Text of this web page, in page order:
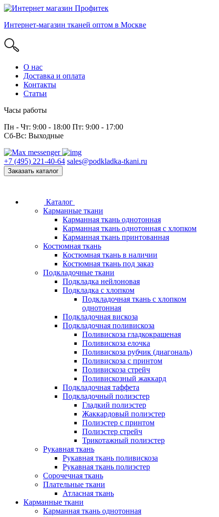
Интернет-магазин тканей оптом в Москве
О нас
Доставка и оплата
Контакты
Статьи
Часы работы
Пн - Чт: 9:00 - 18:00 Пт: 9:00 - 17:00
Сб-Вс: Выходные
+7 (495) 221-40-64 sales@podkladka-tkani.ru
Заказать каталог
Каталог
Карманные ткани
Карманная ткань однотонная
Карманная ткань однотонная с хлопком
Карманная ткань принтованная
Костюмная ткань
Костюмная ткань в наличии
Костюмная ткань под заказ
Подкладочные ткани
Подкладка нейлоновая
Подкладка с хлопком
Подкладочная ткань с хлопком
однотонная
Подкладочная вискоза
Подкладочная поливискоза
Поливискоза гладкокрашеная
Поливискоза елочка
Поливискоза рубчик (диагональ)
Поливискоза с принтом
Поливискоза стрейч
Поливискозный жаккард
Подкладочная таффета
Подкладочный полиэстер
Гладкий полиэстер
Жаккардовый полиэстер
Полиэстер с принтом
Полиэстер стрейч
Трикотажный полиэстер
Рукавная ткань
Рукавная ткань поливискоза
Рукавная ткань полиэстер
Сорочечная ткань
Плательные ткани
Атласная ткань
Карманные ткани
Карманная ткань однотонная